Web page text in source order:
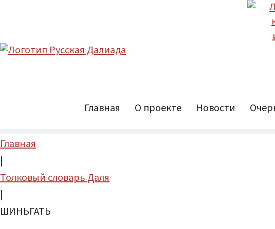
Главная О проекте Новости
Главная
|
Толковый словарь Даля
|
ШИНЬГАТЬ